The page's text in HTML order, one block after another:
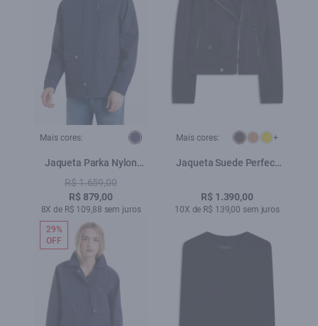
Mais cores:
Jaqueta Parka Nylon
Ribbon Purple Blue
R$ 1.659,00
R$ 879,00
8X de R$ 109,88 sem juros
Mais cores: +
Jaqueta Suede Perfect
R$ 1.390,00
10X de R$ 139,00 sem juros
29%
OFF